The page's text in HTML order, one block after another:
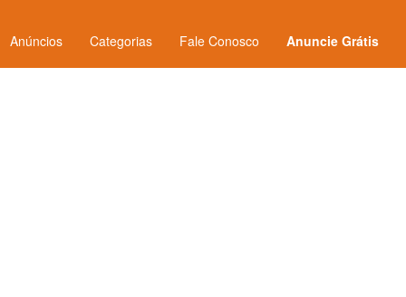
Anúncios Categorias Fale Conosco Anuncie Grátis